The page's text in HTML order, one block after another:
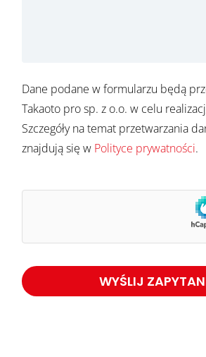
Dane podane w formularzu będą
Takaoto pro sp. z o.o. w celu
Szczegóły na temat przetwarzania
znajdują się w Polityce prywatności.